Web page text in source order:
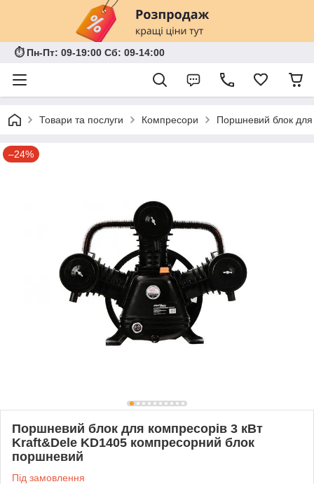
⏱ Пн-Пт: 09-19:00 Сб: 09-14:00
Товари та послуги Компресори Поршневий блок
–24%
Поршневий блок для компресорів 3 кВт
Kraft&Dele KD1405 компресорний блок
поршневий
Під замовлення